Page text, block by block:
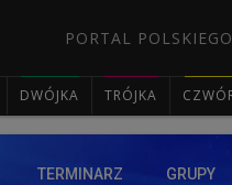
PORTAL
DWÓJKA TRÓJKA
TERMINARZ GRUPY